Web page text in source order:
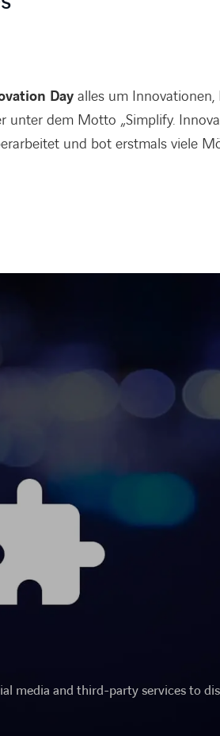
Day alles um Innovationen,
unter dem Motto „Simplify.
und bot erstmals viele
media and third-party services to